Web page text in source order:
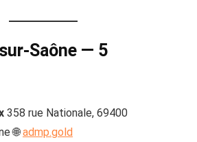
Saône — 5
358 rue Nationale, 69400
🌐admp.gold